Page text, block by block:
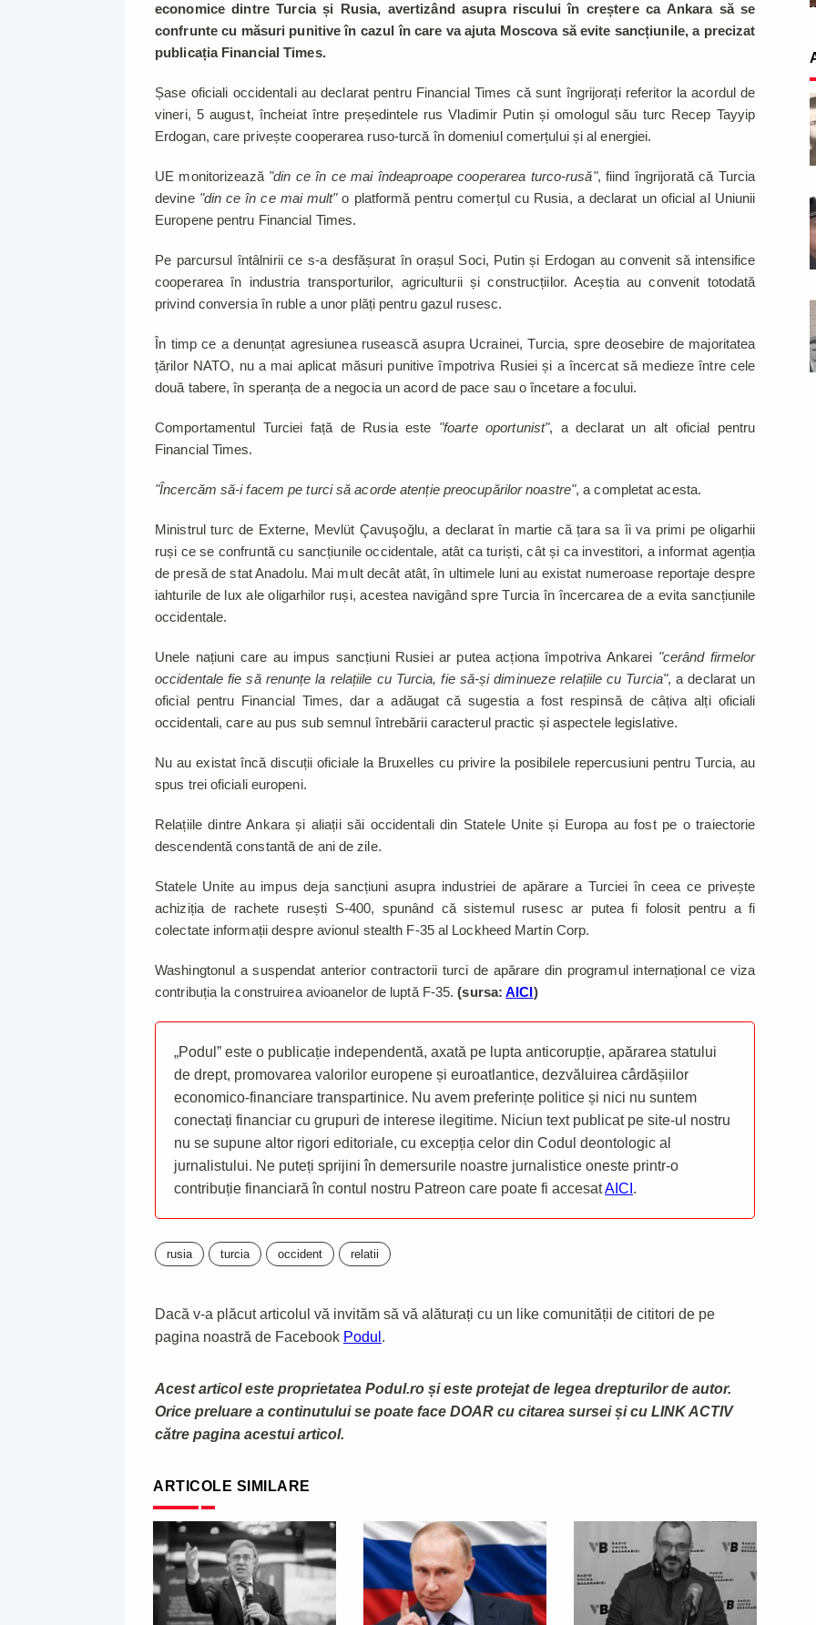
economice dintre Turcia și Rusia, avertizând asupra riscului în creștere ca Ankara să se
confrunte cu măsuri punitive în cazul în care va ajuta Moscova să evite sancțiunile, a precizat
publicația Financial Times.
Șase oficiali occidentali au declarat pentru Financial Times că sunt îngrijorați referitor la acordul de
vineri, 5 august, încheiat între președintele rus Vladimir Putin și omologul său turc Recep Tayyip
Erdogan, care privește cooperarea ruso-turcă în domeniul comerțului și al energiei.
UE monitorizează "din ce în ce mai îndeaproape cooperarea turco-rusă", fiind îngrijorată că Turcia
devine"din ce în ce mai mult"o platformă pentru comerțul cu Rusia, a declarat un oficial al Uniunii
Europene pentru Financial Times.
Pe parcursul întâlnirii ce s-a desfășurat în orașul Soci, Putin și Erdogan au convenit să intensifice
cooperarea în industria transporturilor, agriculturii și construcțiilor. Aceștia au convenit totodată
privind conversia în ruble a unor plăți pentru gazul rusesc.
În timp ce a denunțat agresiunea rusească asupra Ucrainei, Turcia, spre deosebire de majoritatea
țărilor NATO, nu a mai aplicat măsuri punitive împotriva Rusiei și a încercat să medieze între cele
două tabere, în speranța de a negocia un acord de pace sau o încetare a focului.
Comportamentul Turciei față de Rusia este "foarte oportunist", a declarat un alt oficial pentru
Financial Times.
"Încercăm să-i facem pe turci să acorde atenție preocupărilor noastre", a completat acesta.
Ministrul turc de Externe, Mevlüt Çavuşoğlu, a declarat în martie că țara sa îi va primi pe oligarhii
ruși ce se confruntă cu sancțiunile occidentale, atât ca turiști, cât și ca investitori, a informat agenția
de presă de stat Anadolu. Mai mult decât atât, în ultimele luni au existat numeroase reportaje despre
iahturile de lux ale oligarhilor ruși, acestea navigând spre Turcia în încercarea de a evita sancțiunile
occidentale.
Unele națiuni care au impus sancțiuni Rusiei ar putea acționa împotriva Ankarei "cerând firmelor
occidentale fie să renunțe la relațiile cu Turcia, fie să-și diminueze relațiile cu Turcia", a declarat un
oficial pentru Financial Times, dar a adăugat că sugestia a fost respinsă de câțiva alți oficiali
occidentali, care au pus sub semnul întrebării caracterul practic și aspectele legislative.
Nu au existat încă discuții oficiale la Bruxelles cu privire la posibilele repercusiuni pentru Turcia, au
spus trei oficiali europeni.
Relațiile dintre Ankara și aliații săi occidentali din Statele Unite și Europa au fost pe o traiectorie
descendentă constantă de ani de zile.
Statele Unite au impus deja sancțiuni asupra industriei de apărare a Turciei în ceea ce privește
achiziția de rachete rusești S-400, spunând că sistemul rusesc ar putea fi folosit pentru a fi
colectate informații despre avionul stealth F-35 al Lockheed Martin Corp.
Washingtonul a suspendat anterior contractorii turci de apărare din programul internațional ce viza
contribuția la construirea avioanelor de luptă F-35.(sursa:AICI)
„Podul” este o publicație independentă, axată pe lupta anticorupție, apărarea statului
de drept, promovarea valorilor europene și euroatlantice, dezvăluirea cârdășiilor
economico-financiare transpartinice. Nu avem preferințe politice și nici nu suntem
conectați financiar cu grupuri de interese ilegitime. Niciun text publicat pe site-ul nostru
nu se supune altor rigori editoriale, cu excepția celor din Codul deontologic al
jurnalistului. Ne puteți sprijini în demersurile noastre jurnalistice oneste printr-o
contribuție financiară în contul nostru Patreon care poate fi accesatAICI .
rusia turcia occident relatii
Dacă v-a plăcut articolul vă invităm să vă alăturați cu un like comunității de cititori de pe
pagina noastră de Facebook Podul .
Acest articol este proprietatea Podul.ro și este protejat de legea drepturilor de autor.
Orice preluare a continutului se poate face DOAR cu citarea sursei și cu LINK ACTIV
către pagina acestui articol.
ARTICOLE SIMILARE